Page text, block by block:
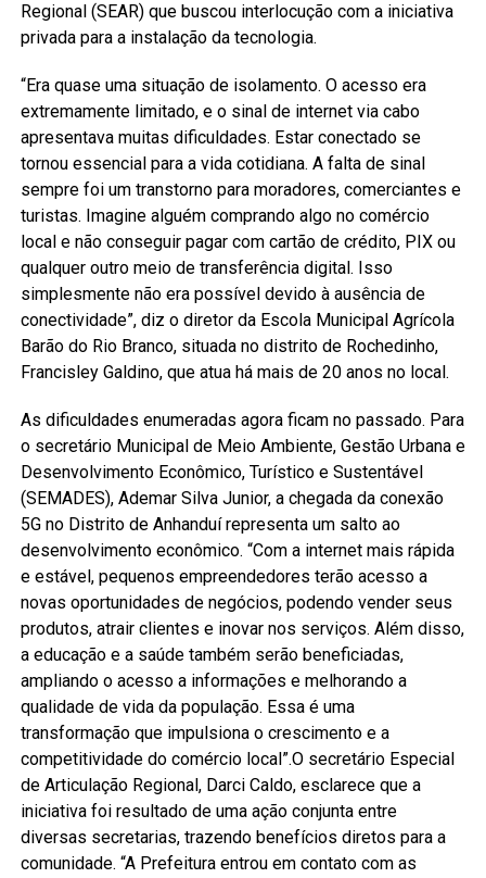
Regional (SEAR) que buscou interlocução com a iniciativa
privada para a instalação da tecnologia.
“Era quase uma situação de isolamento. O acesso era
extremamente limitado, e o sinal de internet via cabo
apresentava muitas dificuldades. Estar conectado se
tornou essencial para a vida cotidiana. A falta de sinal
sempre foi um transtorno para moradores, comerciantes e
turistas. Imagine alguém comprando algo no comércio
local e não conseguir pagar com cartão de crédito, PIX ou
qualquer outro meio de transferência digital. Isso
simplesmente não era possível devido à ausência de
conectividade”, diz o diretor da Escola Municipal Agrícola
Barão do Rio Branco, situada no distrito de Rochedinho,
Francisley Galdino, que atua há mais de 20 anos no local.
As dificuldades enumeradas agora ficam no passado. Para
o secretário Municipal de Meio Ambiente, Gestão Urbana e
Desenvolvimento Econômico, Turístico e Sustentável
(SEMADES), Ademar Silva Junior, a chegada da conexão
5G no Distrito de Anhanduí representa um salto ao
desenvolvimento econômico. “Com a internet mais rápida
e estável, pequenos empreendedores terão acesso a
novas oportunidades de negócios, podendo vender seus
produtos, atrair clientes e inovar nos serviços. Além disso,
a educação e a saúde também serão beneficiadas,
ampliando o acesso a informações e melhorando a
qualidade de vida da população. Essa é uma
transformação que impulsiona o crescimento e a
competitividade do comércio local”.O secretário Especial
de Articulação Regional, Darci Caldo, esclarece que a
iniciativa foi resultado de uma ação conjunta entre
diversas secretarias, trazendo benefícios diretos para a
comunidade. “A Prefeitura entrou em contato com as